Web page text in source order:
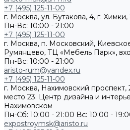
+7 (495) 125-11-00
г. Москва, ул. Бутакова, 4, г.
Пн-Вс: 10:00 - 21:00
+7 (495) 125-11-00
г. Москва, п. Московский,
Румянцево, ТЦ «Мебель Парк»,
Пн-Вс: 10:00 - 21:00
aristo-rum@yandex.ru
+7 (495) 125-11-00
г. Москва, Нахимовский проспект,
место 23. Центр дизайна и
Нахимовском
Пн-Сб: 10:00 - 21:00 Вс: 10:00 -
expostroymsk@aristo.ru